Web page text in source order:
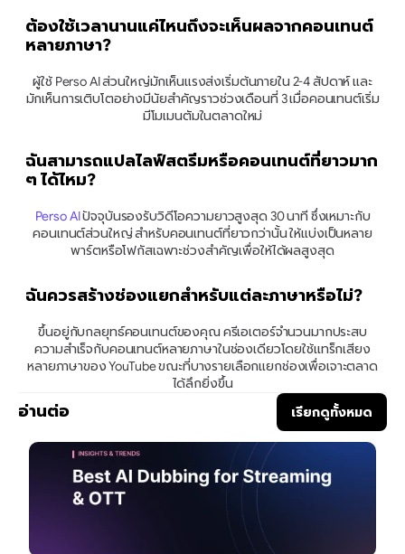
ต้องใช้เวลานานแค่ไหนถึงจะเห็นผลจากคอนเทนต์
หลายภาษา?
ผู้ใช้ Perso AI ส่วนใหญ่มักเห็นแรงส่งเริ่มต้นภายใน 2-4 สัปดาห์ และ
มักเห็นการเติบโตอย่างมีนัยสำคัญราวช่วงเดือนที่ 3 เมื่อคอนเทนต์เริ่ม
มีโมเมนตัมในตลาดใหม่
ฉันสามารถแปลไลฟ์สตรีมหรือคอนเทนต์ที่ยาวมาก
ๆ ได้ไหม?
Perso AI ปัจจุบันรองรับวิดีโอความยาวสูงสุด 30 นาที ซึ่งเหมาะกับ
คอนเทนต์ส่วนใหญ่ สำหรับคอนเทนต์ที่ยาวกว่านั้น ให้แบ่งเป็นหลาย
พาร์ตหรือโฟกัสเฉพาะช่วงสำคัญเพื่อให้ได้ผลสูงสุด
ฉันควรสร้างช่องแยกสำหรับแต่ละภาษาหรือไม่?
ขึ้นอยู่กับกลยุทธ์คอนเทนต์ของคุณ ครีเอเตอร์จำนวนมากประสบ
ความสำเร็จกับคอนเทนต์หลายภาษาในช่องเดียวโดยใช้แทร็กเสียง
หลายภาษาของ YouTube ขณะที่บางรายเลือกแยกช่องเพื่อเจาะตลาด
ได้ลึกยิ่งขึ้น
อ่านต่อ เรียกดูทั้งหมด